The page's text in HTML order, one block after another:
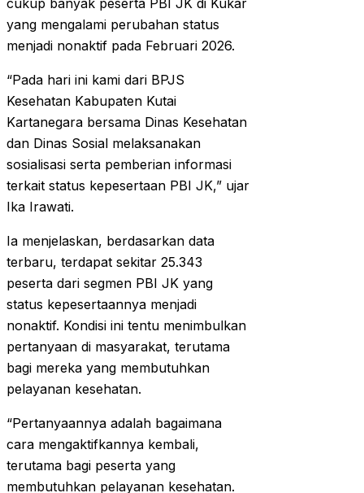
cukup banyak peserta PBI JK di Kukar
yang mengalami perubahan status
menjadi nonaktif pada Februari 2026.
“Pada hari ini kami dari BPJS
Kesehatan Kabupaten Kutai
Kartanegara bersama Dinas Kesehatan
dan Dinas Sosial melaksanakan
sosialisasi serta pemberian informasi
terkait status kepesertaan PBI JK,” ujar
Ika Irawati.
Ia menjelaskan, berdasarkan data
terbaru, terdapat sekitar 25.343
peserta dari segmen PBI JK yang
status kepesertaannya menjadi
nonaktif. Kondisi ini tentu menimbulkan
pertanyaan di masyarakat, terutama
bagi mereka yang membutuhkan
pelayanan kesehatan.
“Pertanyaannya adalah bagaimana
cara mengaktifkannya kembali,
terutama bagi peserta yang
membutuhkan pelayanan kesehatan.